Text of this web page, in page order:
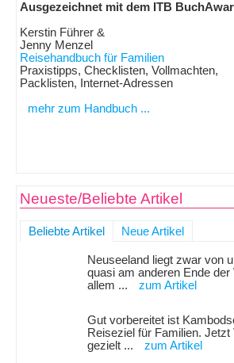
Ausgezeichnet mit dem ITB
Kerstin Führer &
Jenny Menzel
Reisehandbuch für Familien
Praxistipps, Checklisten, Vollmachten,
Packlisten, Internet-Adressen
mehr zum Handbuch ...
Neueste/Beliebte Artikel
Beliebte Artikel Neue Artikel
Neuseeland liegt zwar von
quasi am anderen Ende
allem ...
zum Artikel
Gut vorbereitet ist
Reiseziel für Familien. Jetzt
gezielt ...
zum Artikel